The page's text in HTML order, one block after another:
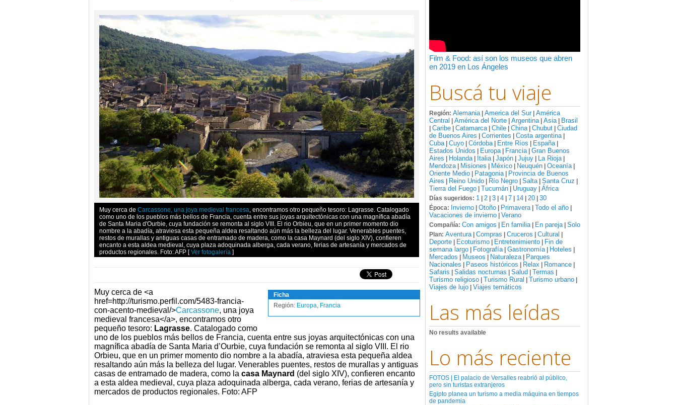
Film & Food: así son los museos que abren
en 2019 en Los Ángeles
Buscá tu viaje
Región: Alemania| America del Sur| América
Central
América del Norte Argentina| Asia| Brasil
Caribe Catamarca| Chile China| Chubut Ciudad
de Buenos Aires
Corrientes Costa argentina|
Cuba| Cuyo Córdoba| Entre Ríos España|
Estados Unidos Europa| Francia| Gran Buenos
Aires
Holanda| Italia| Japón Jujuy La Rioja|
Mendoza| Misiones México Neuquén Oceanía|
Oriente Medio Patagonia|
Provincia de Buenos
Aires
Reino Unido Río Negro Salta| Santa Cruz
Tierra del Fuego Tucumán Uruguay África
Días sugeridos: 1 2 3 4 7 14 20 30
Época: Invierno Otoño Primavera| Todo el año
Vacaciones de invierno Verano
Compañía: Con amigos En familia| En pareja| Solo
Plan: Aventura| Compras Cruceros Cultural
Deporte Ecoturismo Entretenimiento
Fin de
semana largo
Fotografía| Gastronomía| Hoteles
Mercados Museos Naturaleza|
Parques
Nacionales
Paseos históricos Relax Romance
Safaris Salidas nocturnas Salud Termas
Turismo religioso Turismo Rural Turismo urbano
Viajes de lujo Viajes temáticos
Las más leídas
No results available
Lo más reciente
FOTOS | El palacio de Versalles reabrió al público,
pero sin turistas extranjeros
Egipto planea un turismo a media máquina en tiempos
de pandemia
Muy cerca de Carcassone, una joya medieval francesa, encontramos otro pequeño tesoro: Lagrasse. Catalogado
como uno de los pueblos más bellos de Francia, cuenta entre sus joyas arquitectónicas con una magnífica abadía
de Santa Maria d'Ourbie, cuya fundación se remonta al siglo VIII. El rio Orbieu, que en un primer momento dio
nombre a la abadía, atraviesa esta pequeña aldea resaltando aún más la belleza del lugar. Venerables puentes,
restos de murallas y antiguas casas de entramado de madera, como la casa Maynard (del siglo XIV), confieren
encanto a esta aldea medieval, cuya plaza adoquinada alberga, cada verano, ferias de artesanía y mercados de
productos regionales. Foto: AFP [Ver fotogalería ]
Ficha
Región: Europa, Francia
Muy cerca de <a
href=http://turismo.perfil.com/5483-francia-
con-acento-medieval/>Carcassone, una joya
medieval francesa</a>, encontramos otro
pequeño tesoro: Lagrasse. Catalogado como
uno de los pueblos más bellos de Francia, cuenta entre sus joyas arquitectónicas con una
magnífica abadía de Santa Maria d’Ourbie, cuya fundación se remonta al siglo VIII. El rio
Orbieu, que en un primer momento dio nombre a la abadía, atraviesa esta pequeña aldea
resaltando aún más la belleza del lugar. Venerables puentes, restos de murallas y antiguas
casas de entramado de madera, como la casa Maynard (del siglo XIV), confieren encanto
a esta aldea medieval, cuya plaza adoquinada alberga, cada verano, ferias de artesanía y
mercados de productos regionales. Foto: AFP